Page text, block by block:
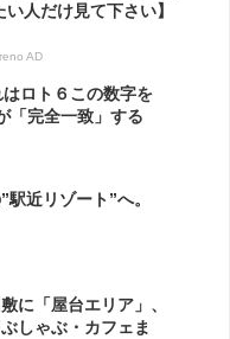
い人だけ見て下さい】
AD
はロト６この数字を
「完全一致」する
近リゾート”へ。
に「屋台エリア」、
しゃぶ・カフェま